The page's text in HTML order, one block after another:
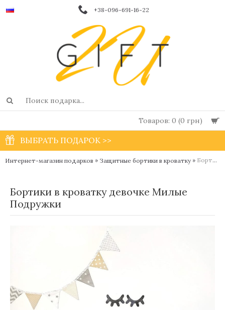
+38-096-691-16-22
Товаров: 0 (0 грн)
ВЫБРАТЬ ПОДАРОК >>
Интернет-магазин подарков » Защитные бортики в кроватку» Бортики в кроватку девочке Милые Подружки
Бортики в кроватку девочке Милые
Подружки